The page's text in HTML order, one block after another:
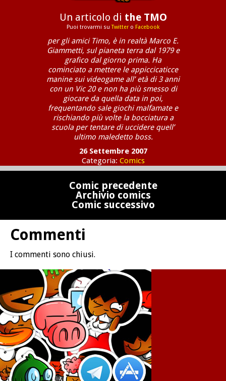
Un articolo di the TMO
Puoi trovarmi suTwittero Facebook
per gli amici Timo, è in realtà Marco E.
Giammetti, sul pianeta terra dal 1979 e
grafico dal giorno prima. Ha
cominciato a mettere le appiccicaticce
manine sui videogame all’ età di 3 anni
con un Vic 20 e non ha più smesso di
giocare da quella data in poi,
frequentando sale giochi malfamate e
rischiando più volte la bocciatura a
scuola per tentare di uccidere quell’
ultimo maledetto boss.
26 Settembre 2007
Categoria: Comics
Comic precedente
Archivio comics
Comic successivo
Commenti
I commenti sono chiusi.